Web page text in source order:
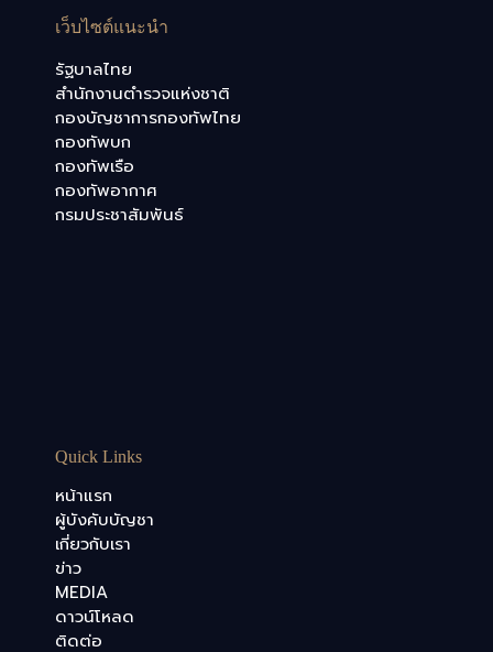
เว็บไซต์แนะนำ
รัฐบาลไทย
สำนักงานตำรวจแห่งชาติ
กองบัญชาการกองทัพไทย
กองทัพบก
กองทัพเรือ
กองทัพอากาศ
กรมประชาสัมพันธ์
Quick Links
หน้าแรก
ผู้บังคับบัญชา
เกี่ยวกับเรา
ข่าว
MEDIA
ดาวน์โหลด
ติดต่อ